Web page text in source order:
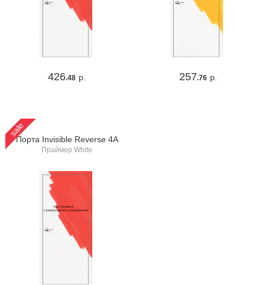
426.48 р. 257.76 р.
sale
Порта Invisible Reverse 4A
Праймер White